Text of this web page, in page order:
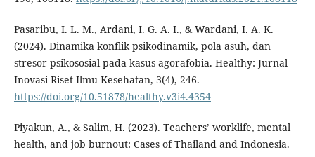
Pasaribu, I. L. M., Ardani, I. G. A. I., & Wardani, I. A. K.
(2024). Dinamika konflik psikodinamik, pola asuh, dan
stresor psikososial pada kasus agorafobia. Healthy: Jurnal
Inovasi Riset Ilmu Kesehatan, 3(4), 246.
https://doi.org/10.51878/healthy.v3i4.4354
Piyakun, A., & Salim, H. (2023). Teachers’ worklife, mental
health, and job burnout: Cases of Thailand and Indonesia.